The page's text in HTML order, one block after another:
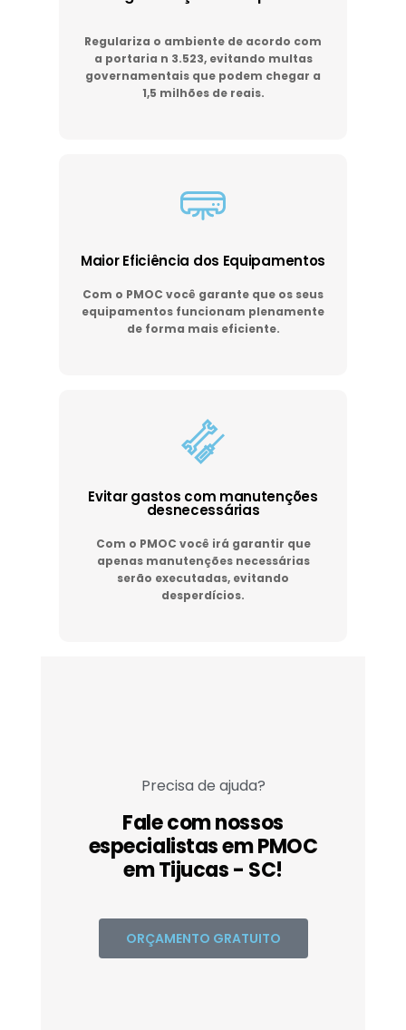
Regulariza o ambiente de acordo com
a portaria n 3.523, evitando multas
governamentais que podem chegar a
1,5 milhões de reais.
Maior Eficiência dos Equipamentos
Com o PMOC você garante que os seus
equipamentos funcionam plenamente
de forma mais eficiente.
Evitar gastos com manutenções
desnecessárias
Com o PMOC você irá garantir que
apenas manutenções necessárias
serão executadas, evitando
desperdícios.
Precisa de ajuda?
Fale com nossos
especialistas em PMOC
em Tijucas - SC!
ORÇAMENTO GRATUITO